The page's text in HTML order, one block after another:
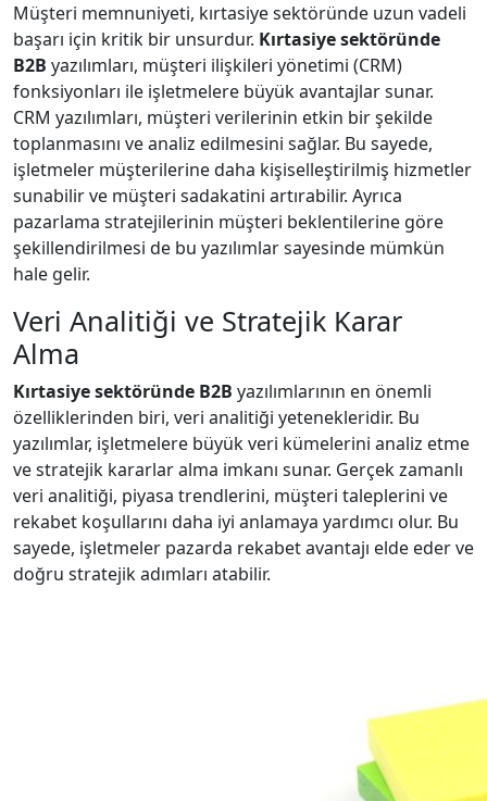
Müşteri memnuniyeti, kırtasiye sektöründe uzun vadeli
başarı için kritik bir unsurdur. Kırtasiye sektöründe
B2B yazılımları, müşteri ilişkileri yönetimi (CRM)
fonksiyonları ile işletmelere büyük avantajlar sunar.
CRM yazılımları, müşteri verilerinin etkin bir şekilde
toplanmasını ve analiz edilmesini sağlar. Bu sayede,
işletmeler müşterilerine daha kişiselleştirilmiş hizmetler
sunabilir ve müşteri sadakatini artırabilir. Ayrıca
pazarlama stratejilerinin müşteri beklentilerine göre
şekillendirilmesi de bu yazılımlar sayesinde mümkün
hale gelir.
Veri Analitiği ve Stratejik Karar
Alma
Kırtasiye sektöründe B2B yazılımlarının en önemli
özelliklerinden biri, veri analitiği yetenekleridir. Bu
yazılımlar, işletmelere büyük veri kümelerini analiz etme
ve stratejik kararlar alma imkanı sunar. Gerçek zamanlı
veri analitiği, piyasa trendlerini, müşteri taleplerini ve
rekabet koşullarını daha iyi anlamaya yardımcı olur. Bu
sayede, işletmeler pazarda rekabet avantajı elde eder ve
doğru stratejik adımları atabilir.